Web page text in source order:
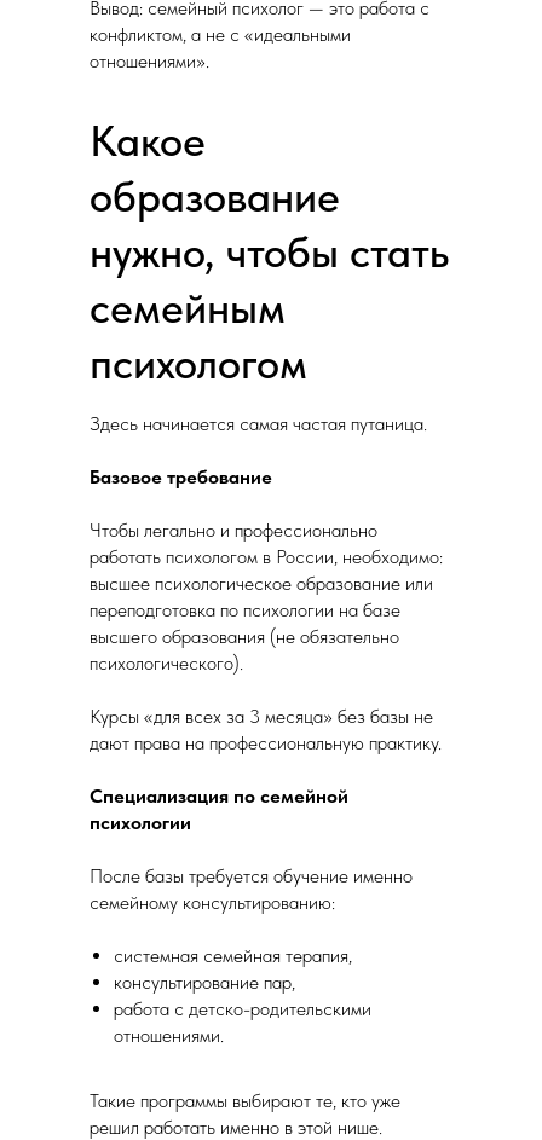
Вывод: семейный психолог — это работа с
конфликтом, а не с «идеальными
отношениями».
Какое
образование
нужно, чтобы стать
семейным
психологом
Здесь начинается самая частая путаница.
Базовое требование
Чтобы легально и профессионально
работать психологом в России, необходимо:
высшее психологическое образование или
переподготовка по психологии на базе
высшего образования (не обязательно
психологического).
Курсы «для всех за 3 месяца» без базы не
дают права на профессиональную практику.
Специализация по семейной
психологии
После базы требуется обучение именно
семейному консультированию:
системная семейная терапия,
консультирование пар,
работа с детско-родительскими
отношениями.
Такие программы выбирают те, кто уже
решил работать именно в этой нише.